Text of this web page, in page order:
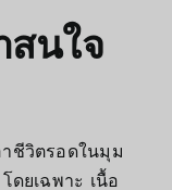
สนใจ
ชีวิตรอดในมุม
ดยเฉพาะ เนื้อ